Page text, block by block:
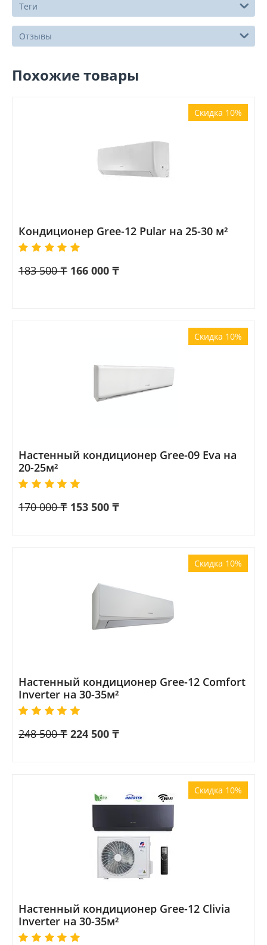
Теги
Отзывы
Похожие товары
Скидка 10%
Кондиционер Gree-12 Pular на 25-30 м²
183 500 ₸ 166 000 ₸
Скидка 10%
Настенный кондиционер Gree-09 Eva на
20-25м²
170 000 ₸ 153 500 ₸
Скидка 10%
Настенный кондиционер Gree-12 Comfort
Inverter на 30-35м²
248 500 ₸ 224 500 ₸
Скидка 10%
Настенный кондиционер Gree-12 Clivia
Inverter на 30-35м²